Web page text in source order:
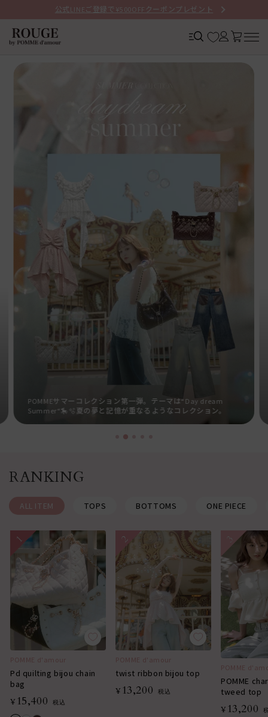
公式LINEご登録で¥500OFFクーポンプレゼント
POMMEサマーコレクション第一弾。テーマは“Day dream
Summer“🎠🫧夏の夢と記憶が重なるようなコレクション。
RANKING
ALL ITEM TOPS BOTTOMS ONE PIECE
POMME d'amour
Pd quilting bijou chain
bag
¥ 15,400 税込
POMME d'amour
twist ribbon bijou top
¥ 13,200 税込
POMME
POMME
tweed top
¥ 13,200